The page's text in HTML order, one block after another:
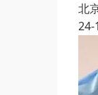
北
24-